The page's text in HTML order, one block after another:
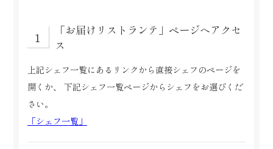
「お届けリストランテ」ページへアクセ
ス
上記シェフ一覧にあるリンクから直接シェフのページを
開くか、
下記シェフ一覧ページからシェフをお選びくだ
さい。
「シェフ一覧」